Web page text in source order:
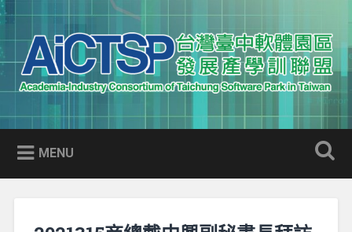
Skip
to
content
Search
AICTSP 台灣臺中軟體園區發展
產學訓聯盟
Academia-Industry Consortium of Taichung Software Park
in Taiwan
MENU